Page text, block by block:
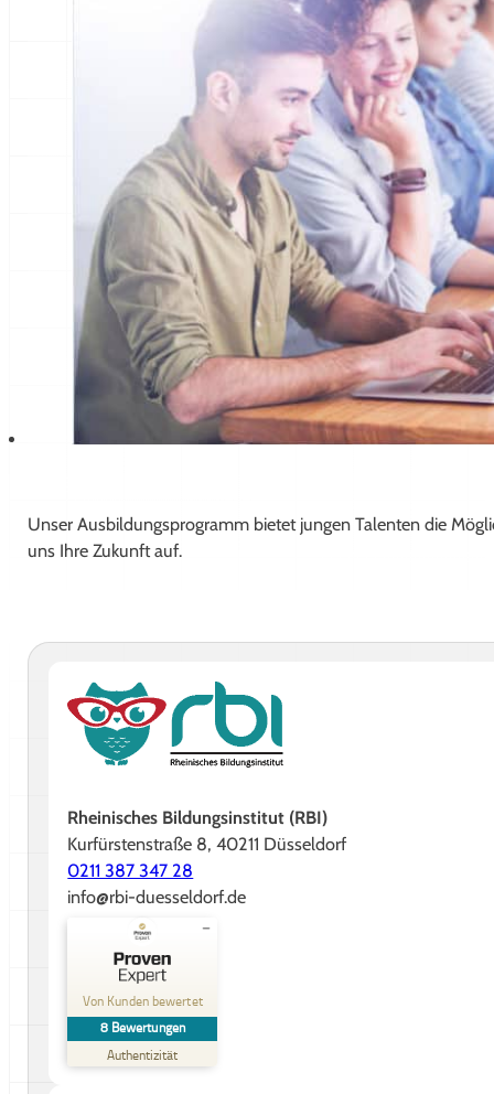
Unser Ausbildungsprogramm bietet jungen Talenten die
uns Ihre Zukunft auf.
Rheinisches Bildungsinstitut (RBI)
Kurfürstenstraße 8, 40211 Düsseldorf
0211 387 347 28
info@rbi-duesseldorf.de
Von Kunden bewertet
8 Bewertungen
Authentizität
Kundenbewertungen und Erfahrungen zu
Rheinisches Bildungsinstitut GmbH
SEHR GUT